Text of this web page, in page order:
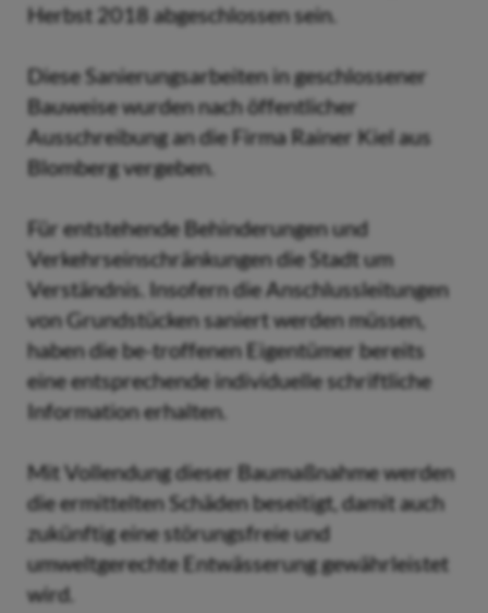
Herbst 2018 abgeschlossen sein.
Diese Sanierungsarbeiten in geschlossener
Bauweise wurden nach öffentlicher
Ausschreibung an die Firma Rainer Kiel aus
Blomberg vergeben.
Für entstehende Behinderungen und
Verkehrseinschränkungen die Stadt um
Verständnis. Insofern die Anschlussleitungen
von Grundstücken saniert werden müssen,
haben die be-troffenen Eigentümer bereits
eine entsprechende individuelle schriftliche
Information erhalten.
Mit Vollendung dieser Baumaßnahme werden
die ermittelten Schäden beseitigt, damit auch
zukünftig eine störungsfreie und
umweltgerechte Entwässerung gewährleistet
wird.